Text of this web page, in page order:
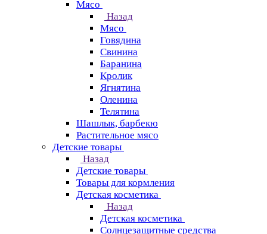
Мясо
Назад
Мясо
Говядина
Свинина
Баранина
Кролик
Ягнятина
Оленина
Телятина
Шашлык, барбекю
Растительное мясо
Детские товары
Назад
Детские товары
Товары для кормления
Детская косметика
Назад
Детская косметика
Солнцезащитные средства